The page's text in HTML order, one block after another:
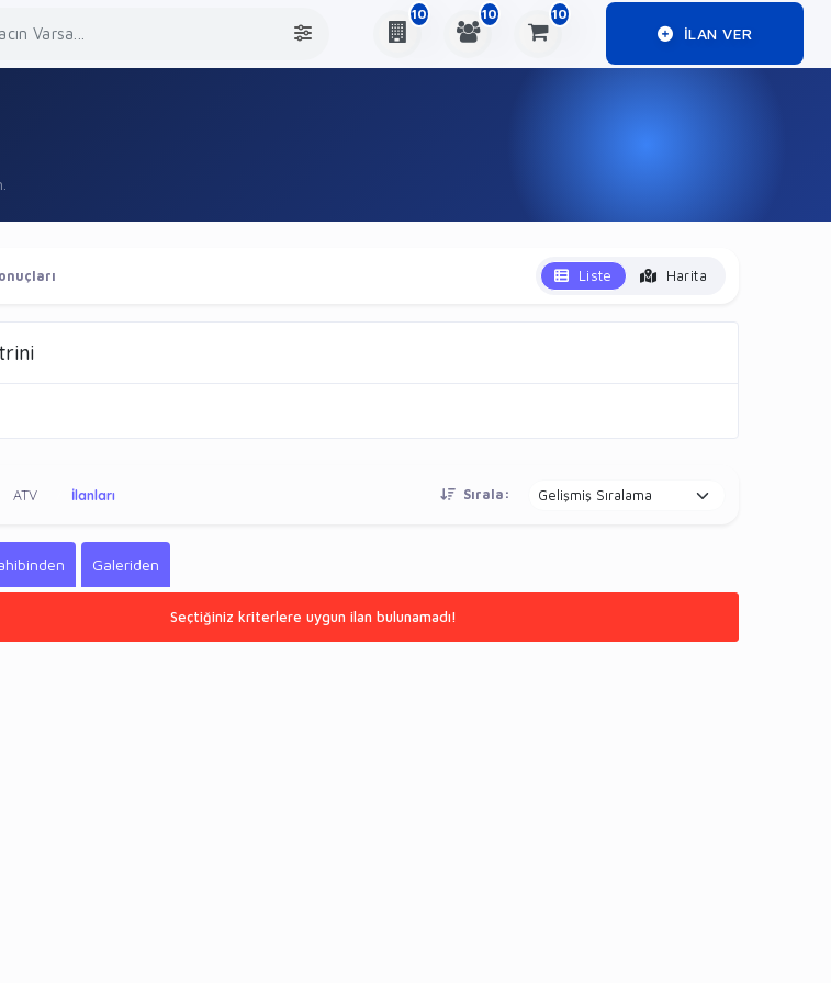
10 10 10
ILAN VER
Liste Harita
ATV İlanları Sırala:
Galeriden
Seçtiğiniz kriterlere uygun ilan bulunamadı!